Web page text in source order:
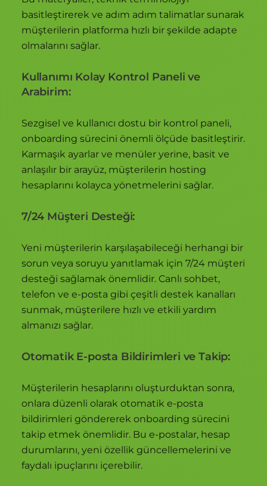
basitleştirerek ve adım adım talimatlar sunarak
müşterilerin platforma hızlı bir şekilde adapte
olmalarını sağlar.
Kullanımı Kolay Kontrol Paneli ve
Arabirim:
Sezgisel ve kullanıcı dostu bir kontrol paneli,
onboarding sürecini önemli ölçüde basitleştirir.
Karmaşık ayarlar ve menüler yerine, basit ve
anlaşılır bir arayüz, müşterilerin hosting
hesaplarını kolayca yönetmelerini sağlar.
7/24 Müşteri Desteği:
Yeni müşterilerin karşılaşabileceği herhangi bir
sorun veya soruyu yanıtlamak için 7/24 müşteri
desteği sağlamak önemlidir. Canlı sohbet,
telefon ve e-posta gibi çeşitli destek kanalları
sunmak, müşterilere hızlı ve etkili yardım
almanızı sağlar.
Otomatik E-posta Bildirimleri ve Takip:
Müşterilerin hesaplarını oluşturduktan sonra,
onlara düzenli olarak otomatik e-posta
bildirimleri göndererek onboarding sürecini
takip etmek önemlidir. Bu e-postalar, hesap
durumlarını, yeni özellik güncellemelerini ve
faydalı ipuçlarını içerebilir.